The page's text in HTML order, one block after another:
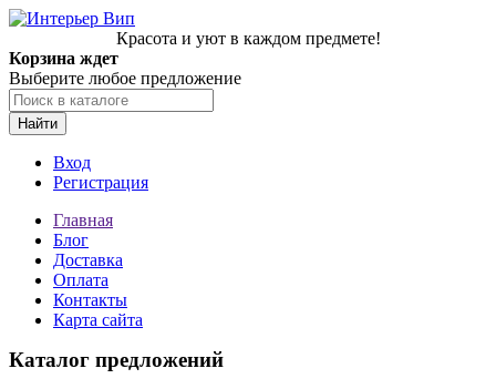
Красота и уют в каждом предмете!
Корзина ждет
Выберите любое предложение
Найти
Вход
Регистрация
Главная
Блог
Доставка
Оплата
Контакты
Карта сайта
Каталог предложений